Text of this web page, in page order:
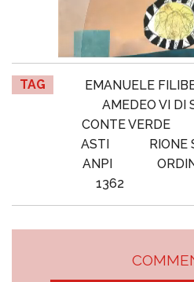
TAG
EMANUELE
AMEDEO VI DI
CONTE VERDE
ASTI
RIONE
ANPI
1362